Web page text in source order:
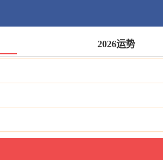
2026运势